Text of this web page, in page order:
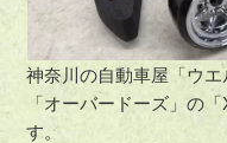
神奈川の自動車屋「ウ
「オーバードーズ」の
す。